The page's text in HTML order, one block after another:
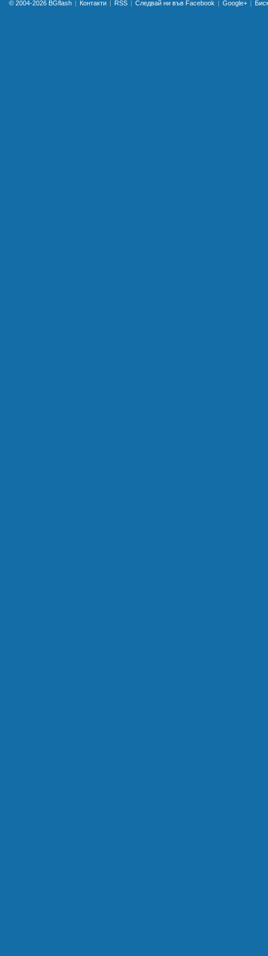
© 2004-2026 BGflash Контакти RSS Следвай ни във Facebook Google+